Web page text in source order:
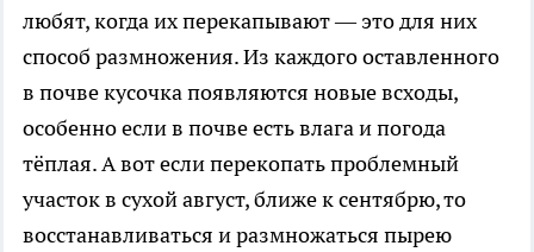
любят, когда их перекапывают — это для них
способ размножения. Из каждого оставленного
в почве кусочка появляются новые всходы,
особенно если в почве есть влага и погода
тёплая. А вот если перекопать проблемный
участок в сухой август, ближе к сентябрю, то
восстанавливаться и размножаться пырею